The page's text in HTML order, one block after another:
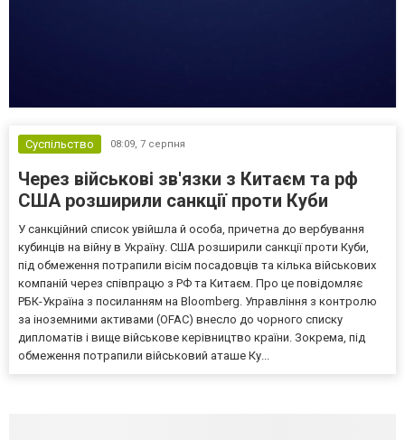
Суспільство 08:09, 7 серпня
Через військові зв'язки з Китаєм та рф
США розширили санкції проти Куби
У санкційний список увійшла й особа, причетна до вербування
кубинців на війну в Україну. США розширили санкції проти Куби,
під обмеження потрапили вісім посадовців та кілька військових
компаній через співпрацю з РФ та Китаєм. Про це повідомляє
РБК-Україна з посиланням на Bloomberg. Управління з контролю
за іноземними активами (OFAC) внесло до чорного списку
дипломатів і вище військове керівництво країни. Зокрема, під
обмеження потрапили військовий аташе Ку...